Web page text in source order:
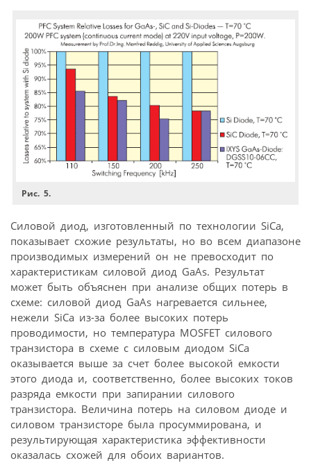
Рис. 5.
Силовой диод, изготовленный по технологии SiCa,
показывает схожие результаты, но во всем диапазоне
производимых измерений он не превосходит по
характеристикам силовой диод GaAs. Результат
может быть объяснен при анализе общих потерь в
схеме: силовой диод GaAs нагревается сильнее,
нежели SiCa из-за более высоких потерь
проводимости, но температура MOSFET силового
транзистора в схеме с силовым диодом SiCa
оказывается выше за счет более высокой емкости
этого диода и, соответственно, более высоких токов
разряда емкости при запирании силового
транзистора. Величина потерь на силовом диоде и
силовом транзисторе была просуммирована, и
результирующая характеристика эффективности
оказалась схожей для обоих вариантов.